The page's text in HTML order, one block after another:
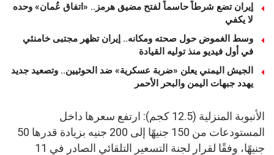
إيران تضع شرطاً حاسماً لفتح مضيق هرمز.. «اتفاق عُمان» وحده
لا يكفي
وسط الغموض حول صحته ومكانه.. إيران تظهر مجتبى خامنئي
في أول فيديو منذ توليه القيادة
الجيش اليمني يعلن «ضربة عسكرية» ضد الحوثيين.. وتصعيد جديد
يهدد جبهات اليمن والبحر الأحمر
الأنبوبة المنزلية (12.5 كجم): ارتفع سعرها داخل
المستودعات من 150 جنيهًا إلى 200 جنيه بزيادة قدرها 50
جنيهًا، وفقًا لقرار لجنة التسعير التلقائي الصادر في 11